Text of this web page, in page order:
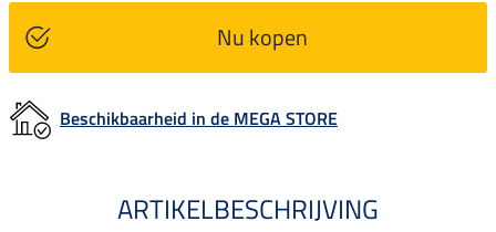
Nu kopen
Beschikbaarheid in de MEGA STORE
ARTIKELBESCHRIJVING